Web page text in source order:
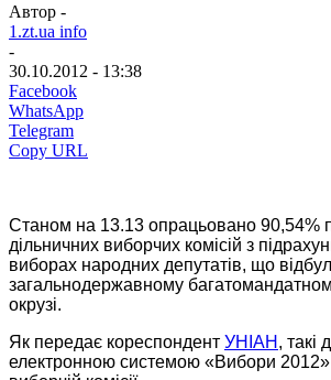
Автор -
1.zt.ua info
-
30.10.2012 - 13:38
Facebook
WhatsApp
Telegram
Copy URL
Станом на 13.13 опрацьовано 90,54%
дільничних виборчих комісій з
виборах народних депутатів, що
загальнодержавному
окрузі.
Як передає кореспондент УНІАН , такі
електронною системою «Вибори 2012»